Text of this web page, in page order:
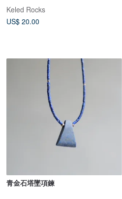
Keled Rocks
US$ 20.00
青金石塔墜項鍊